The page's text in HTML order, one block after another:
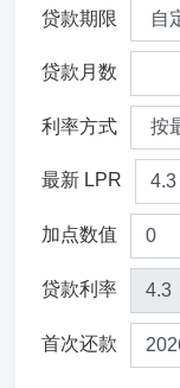
贷款期限
贷款月数
利率方式
最新 LPR
加点数值
贷款利率
首次还款